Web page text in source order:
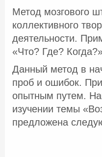
Метод мозгового
коллективного
деятельности.
«Что? Где?
Данный метод в
проб и ошибок.
опытным путем.
изучении темы
предложена